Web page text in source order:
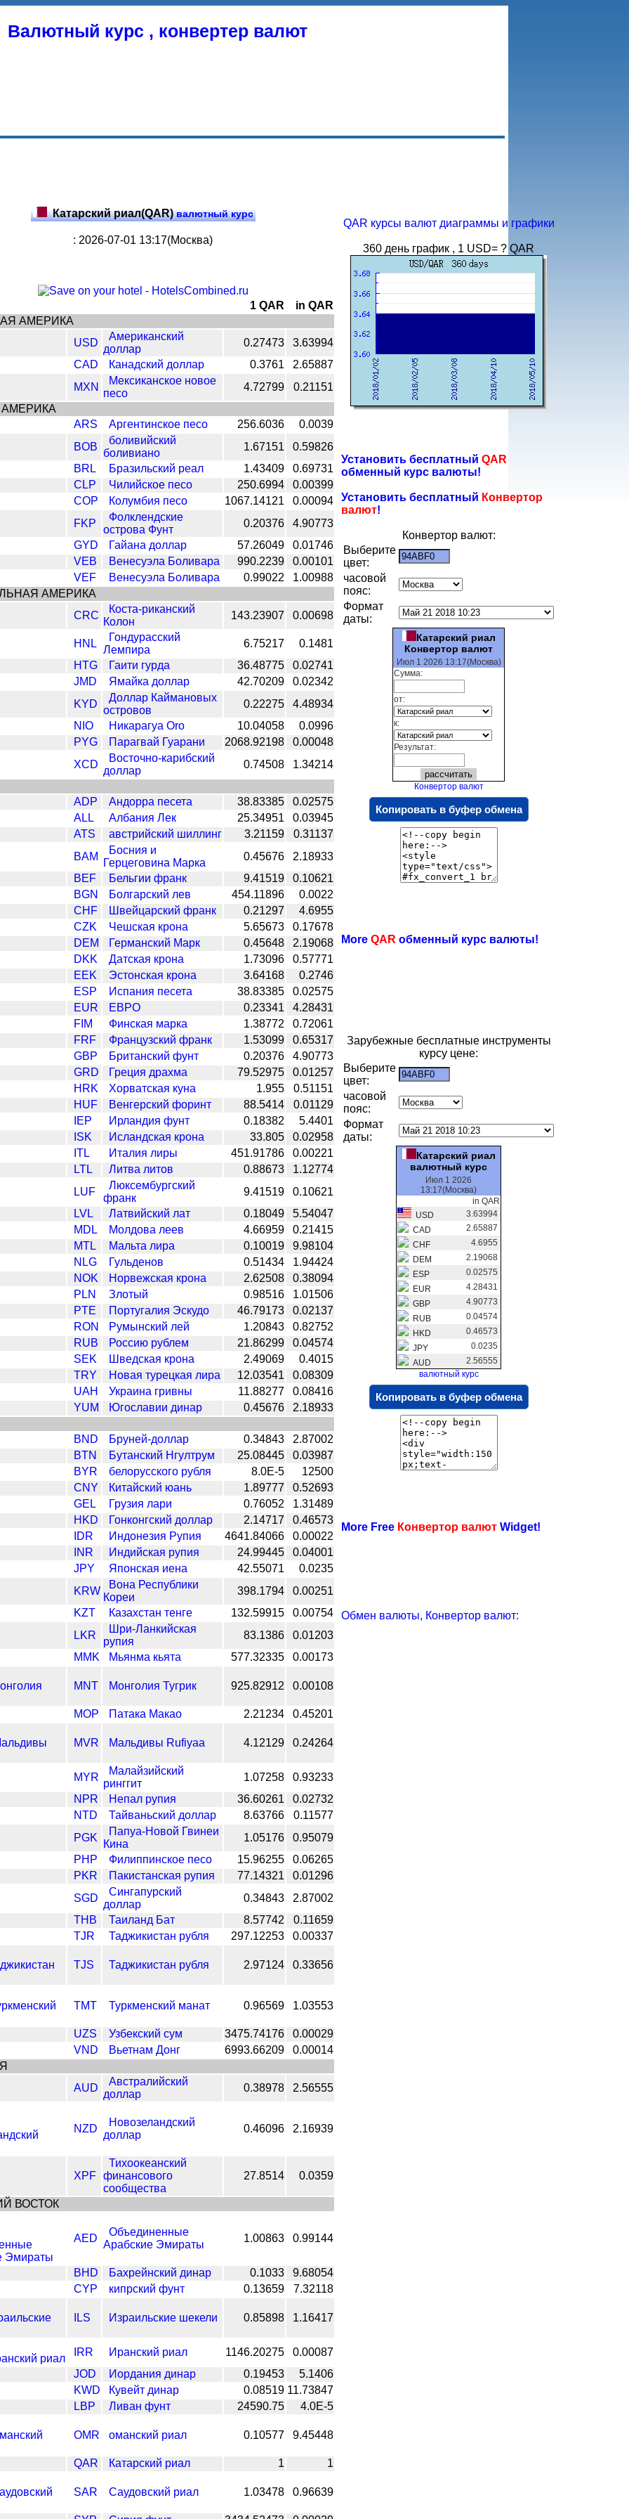
Валютный курс , конвертер валют
Катарский риал(QAR)валютный курс
: 2026-07-01 13:17(Москва)
1 QAR
in QAR
АМЕРИКА
USD
Американский
доллар
0.27473
3.63994
CAD
Канадский доллар 0.3761
2.65887
MXN
Мексиканское новое
песо
4.72799
0.21151
ARS
Аргентинское песо 256.6036
0.0039
BOB
боливийский
боливиано
1.67151
0.59826
BRL
Бразильский реал 1.43409
0.69731
CLP
Чилийское песо 250.6994
0.00399
COP
Колумбия песо 1067.14121
0.00094
FKP
Фолклендские
острова Фунт
0.20376
4.90773
GYD
Гайана доллар 57.26049
0.01746
VEB
Венесуэла Боливара 990.2239
0.00101
VEF
Венесуэла Боливара 0.99022
1.00988
АМЕРИКА
CRC
Коста-риканский
Колон
143.23907 0.00698
HNL
Гондурасский
Лемпира
6.75217
0.1481
HTG
Гаити гурда 36.48775
0.02741
JMD
Ямайка доллар 42.70209
0.02342
KYD
Доллар Каймановых
островов
0.22275
4.48934
NIO
Никарагуа Oro 10.04058
0.0996
PYG
Парагвай Гуарани 2068.92198
0.00048
XCD
Восточно-карибский
доллар
0.74508 1.34214
ADP Андорра песета 38.83385
0.02575
ALL
Албания Лек 25.34951
0.03945
ATS
австрийский шиллинг 3.21159
0.31137
BAM
Босния и
Герцеговина Марка
0.45676
2.18933
BEF
Бельгии франк 9.41519
0.10621
BGN
Болгарский лев 454.11896
0.0022
CHF
Швейцарский франк 0.21297
4.6955
CZK
Чешская крона 5.65673
0.17678
DEM
Германский Марк 0.45648
2.19068
DKK
Датская крона 1.73096
0.57771
EEK
Эстонская крона 3.64168
0.2746
ESP
Испания песета 38.83385
0.02575
EUR
ЕВРО 0.23341
4.28431
FIM
Финская марка 1.38772
0.72061
FRF
Французский франк 1.53099
0.65317
GBP
Британский фунт 0.20376
4.90773
GRD
Греция драхма 79.52975
0.01257
HRK
Хорватская куна 1.955
0.51151
HUF
Венгерский форинт 88.5414
0.01129
IEP
Ирландия фунт 0.18382
5.4401
ISK
Исландская крона 33.805
0.02958
ITL
Италия лиры 451.91786
0.00221
LTL
Литва литов 0.88673
1.12774
LUF
Люксембургский
франк
9.41519
0.10621
LVL
Латвийский лат 0.18049
5.54047
MDL
Молдова леев 4.66959
0.21415
MTL
Мальта лира 0.10019
9.98104
NLG
Гульденов 0.51434
1.94424
NOK
Норвежская крона 2.62508
0.38094
PLN
Злотый 0.98516
1.01506
PTE
Португалия Эскудо 46.79173
0.02137
RON
Румынский лей 1.20843
0.82752
RUB
Россию рублем 21.86299
0.04574
SEK
Шведская крона 2.49069
0.4015
TRY
Новая турецкая лира 12.03541
0.08309
UAH
Украина гривны 11.88277
0.08416
YUM
Югославии динар 0.45676 2.18933
BND Бруней-доллар 0.34843
2.87002
BTN
Бутанский Нгултрум 25.08445
0.03987
BYR
белорусского рубля 8.0E-5
12500
CNY
Китайский юань 1.89777
0.52693
GEL
Грузия лари 0.76052
1.31489
HKD
Гонконгский доллар 2.14717
0.46573
IDR
Индонезия Рупия 4641.84066
0.00022
INR
Индийская рупия 24.99445
0.04001
JPY
Японская иена 42.55071
0.0235
KRW
Вона Республики
Кореи
398.1794
0.00251
KZT
Казахстан тенге 132.59915
0.00754
LKR
Шри-Ланкийская
рупия
83.1386
0.01203
MMK
Мьянма кьята 577.32335 0.00173
MNT Монголия Тугрик 925.82912 0.00108
MOP Патака Макао 2.21234 0.45201
MVR Мальдивы Rufiyaa 4.12129 0.24264
MYR
Малайзийский
ринггит
1.07258
0.93233
NPR
Непал рупия 36.60261
0.02732
NTD
Тайваньский доллар 8.63766
0.11577
PGK
Папуа-Новой Гвинеи
Кина
1.05176
0.95079
PHP
Филиппинское песо 15.96255
0.06265
PKR
Пакистанская рупия 77.14321
0.01296
SGD
Сингапурский
доллар
0.34843
2.87002
THB
Таиланд Бат 8.57742
0.11659
TJR
Таджикистан рубля 297.12253 0.00337
TJS Таджикистан рубля 2.97124 0.33656
TMT Туркменский манат 0.96569 1.03553
UZS Узбекский сум 3475.74176
0.00029
VND
Вьетнам Донг 6993.66209
0.00014
AUD
Австралийский
доллар
0.38978 2.56555
NZD
Новозеландский
доллар
0.46096 2.16939
XPF
Тихоокеанский
финансового
сообщества
27.8514 0.0359
ВОСТОК
AED
Объединенные
Арабские Эмираты
1.00863 0.99144
BHD Бахрейнский динар 0.1033
9.68054
CYP
кипрский фунт 0.13659 7.32118
ILS Израильские шекели 0.85898 1.16417
IRR Иранский риал 1146.20275
0.00087
JOD
Иордания динар 0.19453
5.1406
KWD
Кувейт динар 0.08519 11.73847
LBP
Ливан фунт 24590.75 4.0E-5
OMR оманский риал 0.10577 9.45448
QAR Катарский риал 1 1
SAR Саудовский риал 1.03478 0.96639
QAR курсы валют диаграммы и графики
360 день график , 1 USD= ? QAR
Установить бесплатный QAR
обменный курс валюты!
Установить бесплатный Конвертор
валют!
Конвертор валют:
Выберите
цвет:
часовой
пояс:
Формат
даты:
Катарский риал
Конвертор валют
Июл 1 2026 13:17(Москва)
Сумма:
от:
к:
Результат:
Конвертор валют
Копировать в буфер обмена
More QAR обменный курс валюты!
Зарубежные бесплатные инструменты
курсу цене:
Выберите
цвет:
часовой
пояс:
Формат
даты:
Катарский риал
валютный курс
Июл 1 2026
13:17(Москва)
in QAR
USD
3.63994
CAD
2.65887
CHF
4.6955
DEM
2.19068
ESP
0.02575
EUR
4.28431
GBP
4.90773
RUB
0.04574
HKD
0.46573
JPY
0.0235
AUD
2.56555
валютный курс
Копировать в буфер обмена
More Free Конвертор валют Widget!
Обмен валюты, Конвертор валют: